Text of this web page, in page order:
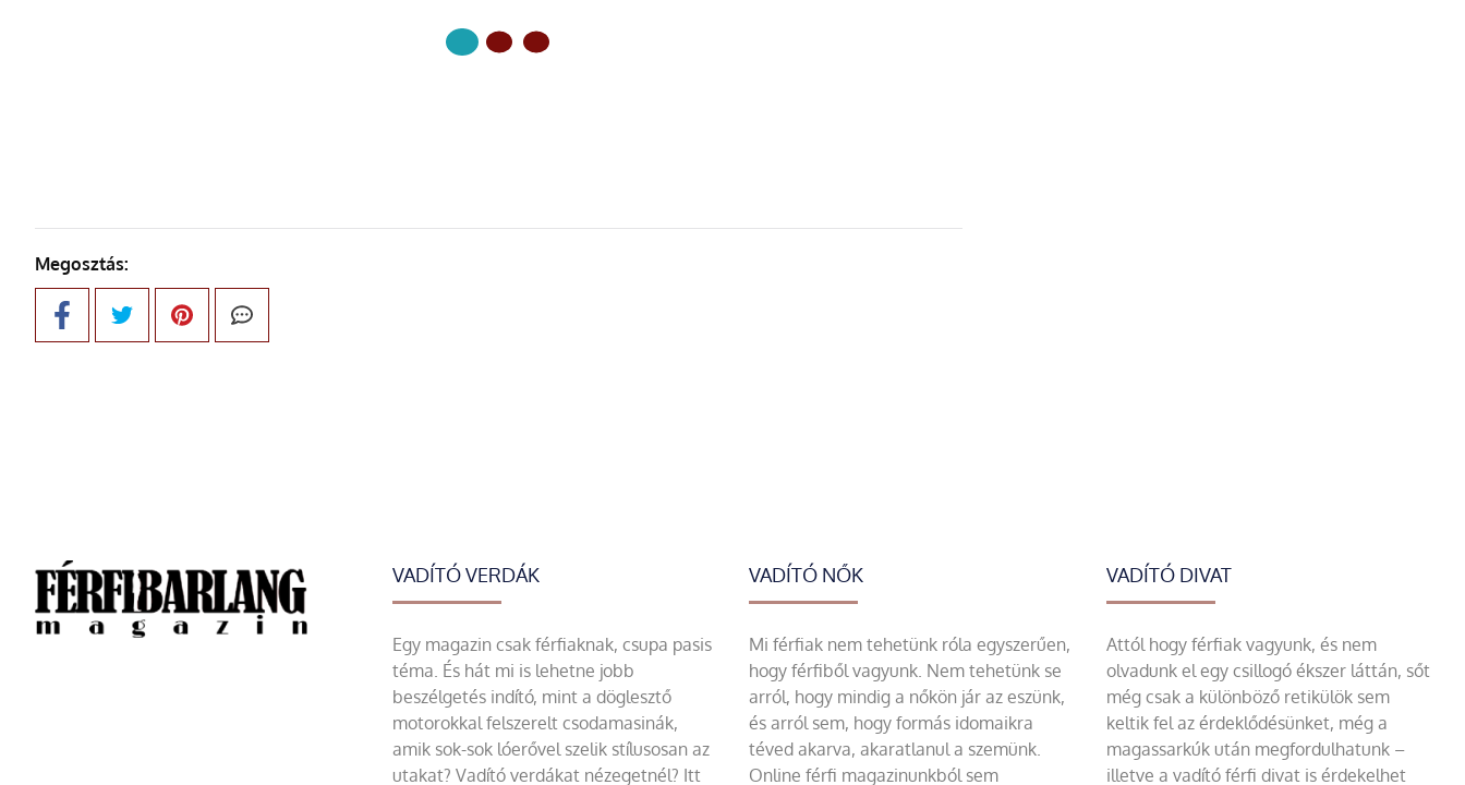
Megosztás:
VADÍTÓ VERDÁK
Egy magazin csak férfiaknak, csupa pasis
téma. És hát mi is lehetne jobb
beszélgetés indító, mint a döglesztő
motorokkal felszerelt csodamasinák,
amik sok-sok lóerővel szelik stílusosan az
utakat? Vadító verdákat nézegetnél? Itt
VADÍTÓ NŐK
Mi férfiak nem tehetünk róla egyszerűen,
hogy férfiből vagyunk. Nem tehetünk se
arról, hogy mindig a nőkön jár az eszünk,
és arról sem, hogy formás idomaikra
téved akarva, akaratlanul a szemünk.
Online férfi magazinunkból sem
VADÍTÓ DIVAT
Attól hogy férfiak vagyunk, és nem
olvadunk el egy csillogó ékszer láttán, sőt
még csak a különböző retikülök sem
keltik fel az érdeklődésünket, még a
magassarkúk után megfordulhatunk –
illetve a vadító férfi divat is érdekelhet